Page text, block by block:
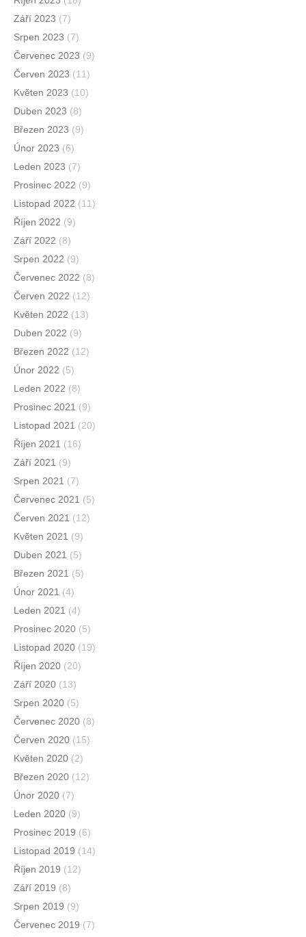
Září 2023 (7)
Srpen 2023 (7)
Červenec 2023 (9)
Červen 2023 (11)
Květen 2023 (10)
Duben 2023 (8)
Březen 2023 (9)
Únor 2023 (6)
Leden 2023 (7)
Prosinec 2022 (9)
Listopad 2022 (11)
Říjen 2022 (9)
Září 2022 (8)
Srpen 2022 (9)
Červenec 2022 (8)
Červen 2022 (12)
Květen 2022 (13)
Duben 2022 (9)
Březen 2022 (12)
Únor 2022 (5)
Leden 2022 (8)
Prosinec 2021 (9)
Listopad 2021 (20)
Říjen 2021 (16)
Září 2021 (9)
Srpen 2021 (7)
Červenec 2021 (5)
Červen 2021 (12)
Květen 2021 (9)
Duben 2021 (5)
Březen 2021 (5)
Únor 2021 (4)
Leden 2021 (4)
Prosinec 2020 (5)
Listopad 2020 (19)
Říjen 2020 (20)
Září 2020 (13)
Srpen 2020 (5)
Červenec 2020 (8)
Červen 2020 (15)
Květen 2020 (2)
Březen 2020 (12)
Únor 2020 (7)
Leden 2020 (9)
Prosinec 2019 (6)
Listopad 2019 (14)
Říjen 2019 (12)
Září 2019 (8)
Srpen 2019 (9)
Červenec 2019 (7)